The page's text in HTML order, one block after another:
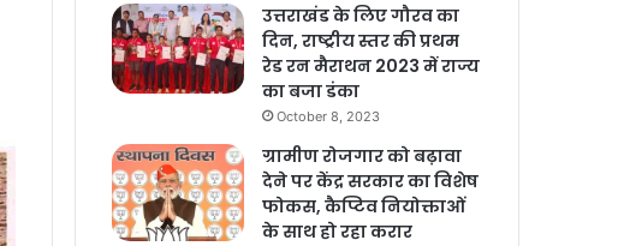
उत्तराखंड के लिए गौरव का
दिन, राष्ट्रीय स्तर की प्रथम
रेड रन मैराथन 2023 में राज्य
का बजा डंका
October 8, 2023
ग्रामीण रोजगार को बढ़ावा
देने पर केंद्र सरकार का विशेष
फोकस, कैप्टिव नियोक्ताओं
के साथ हो रहा करार